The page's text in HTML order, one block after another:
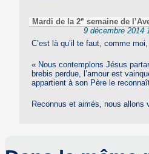
Mardi de la 2e semaine de
9 décembre 2014
C’est là qu’il te faut, comme
« Nous contemplons Jésus
brebis perdue, l’amour est
appartient à son Père le
Reconnus et aimés, nous allons